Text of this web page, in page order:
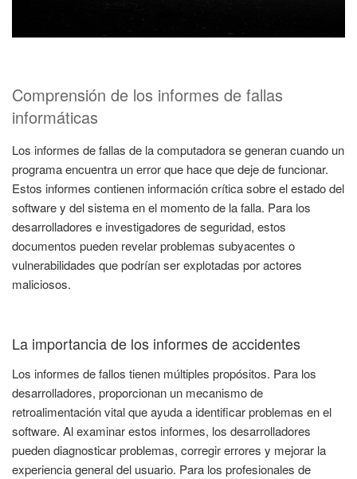
Comprensión de los informes de fallas
informáticas
Los informes de fallas de la computadora se generan cuando un
programa encuentra un error que hace que deje de funcionar.
Estos informes contienen información crítica sobre el estado del
software y del sistema en el momento de la falla. Para los
desarrolladores e investigadores de seguridad, estos
documentos pueden revelar problemas subyacentes o
vulnerabilidades que podrían ser explotadas por actores
maliciosos.
La importancia de los informes de accidentes
Los informes de fallos tienen múltiples propósitos. Para los
desarrolladores, proporcionan un mecanismo de
retroalimentación vital que ayuda a identificar problemas en el
software. Al examinar estos informes, los desarrolladores
pueden diagnosticar problemas, corregir errores y mejorar la
experiencia general del usuario. Para los profesionales de